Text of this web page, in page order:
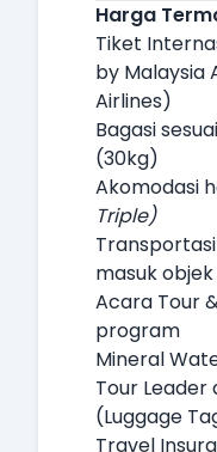
Harga
Tiket
by Malaysia
Airlines)
Bagasi
(30kg)
Akomodasi
Triple)
masuk
Acara Tour
program
Mineral
Tour Leader
(Luggage
Travel